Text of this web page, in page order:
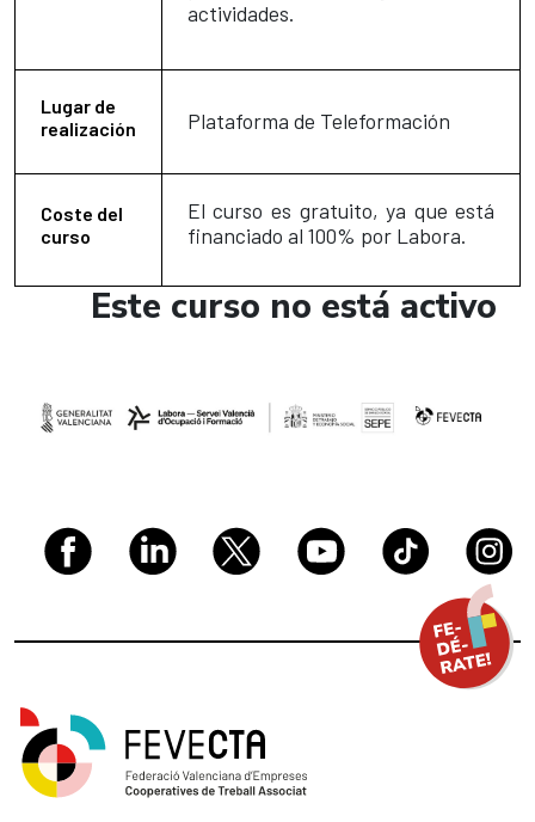
actividades.
Lugar de
realización
Plataforma de Teleformación
Coste del
curso
El curso es gratuito, ya que está
financiado al 100% por Labora.
Este curso no está activo